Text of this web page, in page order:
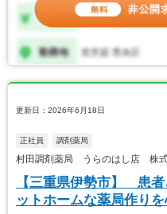
更新日：2026年6月18日
正社員 調剤薬局
村田調剤薬局 うらのはし店 株式
【三重県伊勢市】 患
ットホームな薬局作りを